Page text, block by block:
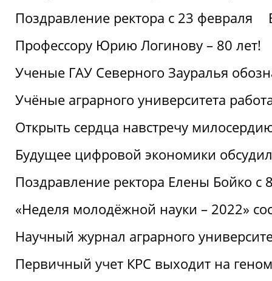
Поздравление ректора с 23 февраля
Профессору Юрию Логинову – 80 лет!
Ученые ГАУ Северного Зауралья
Учёные аграрного университета
Открыть сердца навстречу
Будущее цифровой экономики
Поздравление ректора Елены Бойко с
«Неделя молодёжной науки – 2022»
Научный журнал аграрного
Первичный учет КРС выходит на